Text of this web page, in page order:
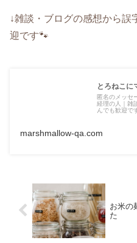
↓雑談・ブログの感想から誤
迎です🐾
とろねこに
匿名のメッセ
経理の人｜雑
んでも歓迎で
marshmallow-qa.com
お米の
た